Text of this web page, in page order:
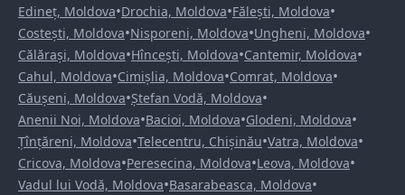
Edineț, Moldova•Drochia, Moldova•Fălești, Moldova•
Costești, Moldova•Nisporeni, Moldova•Ungheni, Moldova•
Călărași, Moldova•Hîncești, Moldova•Cantemir, Moldova•
Cahul, Moldova•Cimișlia, Moldova•Comrat, Moldova•
Căușeni, Moldova•Ștefan Vodă, Moldova•
Anenii Noi, Moldova•Bacioi, Moldova•Glodeni, Moldova•
Țînțăreni, Moldova•Telecentru, Chișinău•Vatra, Moldova•
Cricova, Moldova•Peresecina, Moldova•Leova, Moldova•
Vadul lui Vodă, Moldova•Basarabeasca, Moldova•